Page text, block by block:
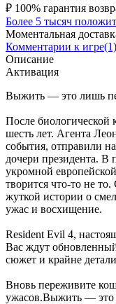
₽ 100% гарантия
Более 5 тысяч
Моментальная
Комментарии к игре(1)
Описание
Активация
Выжить — это лишь
После
шесть лет. Агента
события, отправили
дочери президента. В
укромной
творится что-то не
жуткой истории о
ужас и восхищение.
Resident Evil 4,
Вас ждут
сюжет и крайне
Вновь переживите
ужасов.Выжить — это